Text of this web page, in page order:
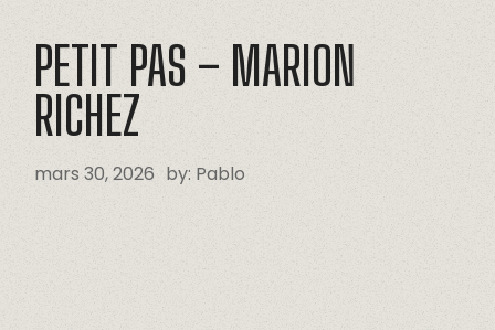
PETIT PAS – MARION
RICHEZ
mars 30, 2026 by: Pablo